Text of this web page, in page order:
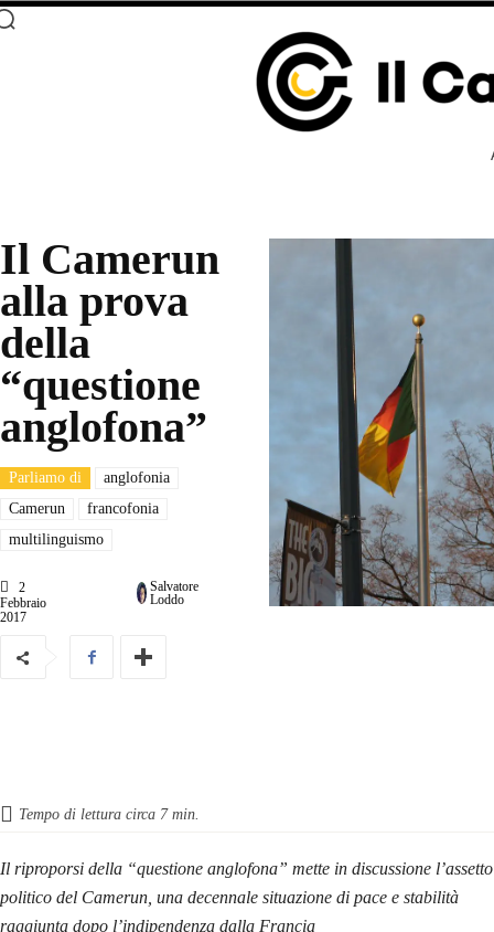
Il Camerun
alla prova
della
“questione
anglofona”
Parliamo di
anglofonia
Camerun
francofonia
multilinguismo
2
Febbraio
2017
Salvatore
Loddo
Tempo di lettura circa 7min.
Il riproporsi della “questione anglofona” mette in discussione l’assetto
politico del Camerun, una decennale situazione di pace e stabilità
raggiunta dopo l’indipendenza dalla Francia